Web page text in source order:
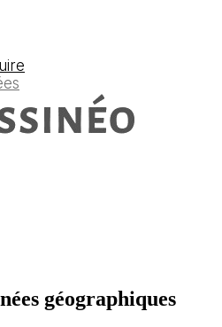
géographiques